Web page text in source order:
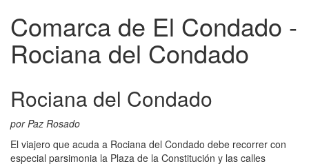
Comarca de El Condado -
Rociana del Condado
Rociana del Condado
por Paz Rosado
El viajero que acuda a Rociana del Condado debe recorrer con
especial parsimonia la Plaza de la Constitución y las calles